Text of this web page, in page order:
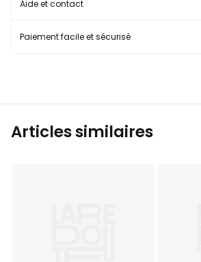
Aide et contact
Paiement facile et sécurisé
Articles similaires